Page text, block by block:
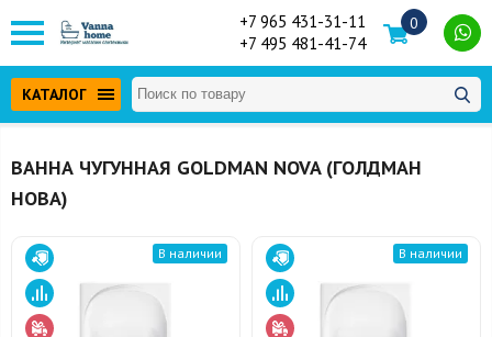
+7 965 431-31-11
+7 495 481-41-74
0
КАТАЛОГ
ВАННА ЧУГУННАЯ GOLDMAN NOVA (ГОЛДМАН
НОВА)
В наличии В наличии